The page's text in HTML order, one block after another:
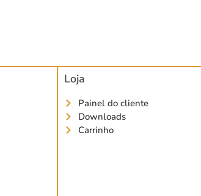
Loja
Painel do cliente
Downloads
Carrinho